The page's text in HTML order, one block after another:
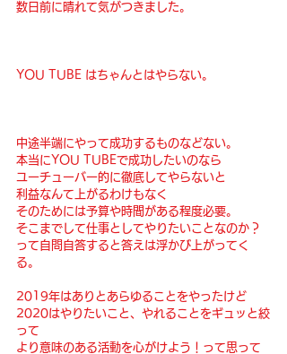
数日前に晴れて気がつきました。
YOU TUBE はちゃんとはやらない。
中途半端にやって成功するものなどない。
本当にYOU TUBEで成功したいのなら
ユーチューバー的に徹底してやらないと
利益なんて上がるわけもなく
そのためには予算や時間がある程度必要。
そこまでして仕事としてやりたいことなのか？
って自問自答すると答えは浮かび上がってく
る。
2019年はありとあらゆることをやったけど
2020はやりたいこと、やれることをギュッと絞
って
より意味のある活動を心がけよう！って思って